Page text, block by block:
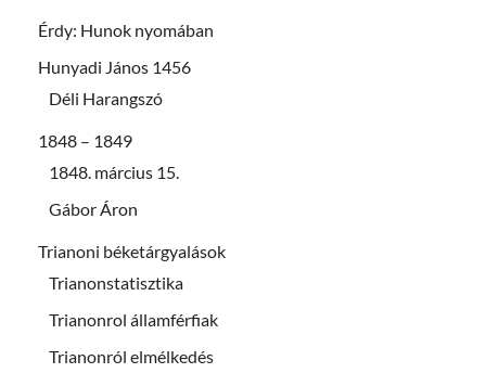
Érdy: Hunok nyomában
Hunyadi János 1456
Déli Harangszó
1848 – 1849
1848. március 15.
Gábor Áron
Trianoni béketárgyalások
Trianonstatisztika
Trianonrol államférfiak
Trianonról elmélkedés